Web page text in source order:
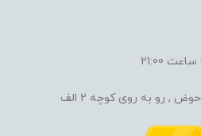
, رو به روی کوچه 2 الف